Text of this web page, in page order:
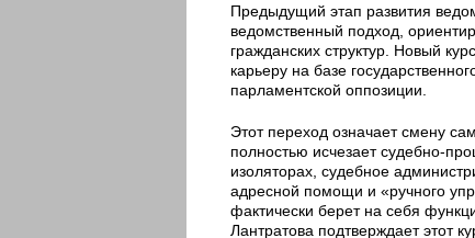
Предыдущий этап развития
ведомственный подход,
гражданских структур. Новый
карьеру на базе
парламентской оппозиции.
Этот переход означает смену
полностью исчезает судебно-
изоляторах, судебное
адресной помощи и «ручного
фактически берет на себя
Лантратова подтверждает этот